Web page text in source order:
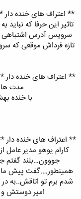
** اعتراف های خنده
تاثیر این حرفا که نباید
سرویس آدرس اشتباهی
تازه فرداش موقعی که
** اعتراف های خنده دار
مدت ها
با خنده
** اعتراف های خنده دار
کارام یوهو مدیر عامل
جووون…بلند گفتم
همینطور….گفت پیش ما
شدم برم تو اتاقش..به
امیر دوستش و